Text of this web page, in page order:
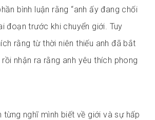
bình luận rằng “anh ấy đang chối
đoạn trước khi chuyển giới. Tuy
rằng từ thời niên thiếu anh đã bắt
nhận ra rằng anh yêu thích phong
nghĩ mình biết về giới và sự hấp